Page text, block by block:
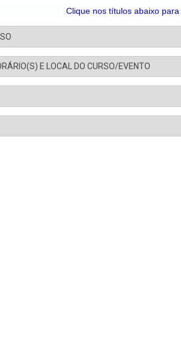
Clique nos títulos abaixo
E LOCAL DO CURSO/EVENTO